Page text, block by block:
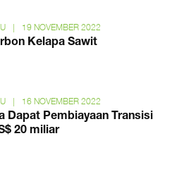
| 19 NOVEMBER 2022
Kelapa Sawit
| 16 NOVEMBER 2022
Dapat Pembiayaan Transisi
20 miliar